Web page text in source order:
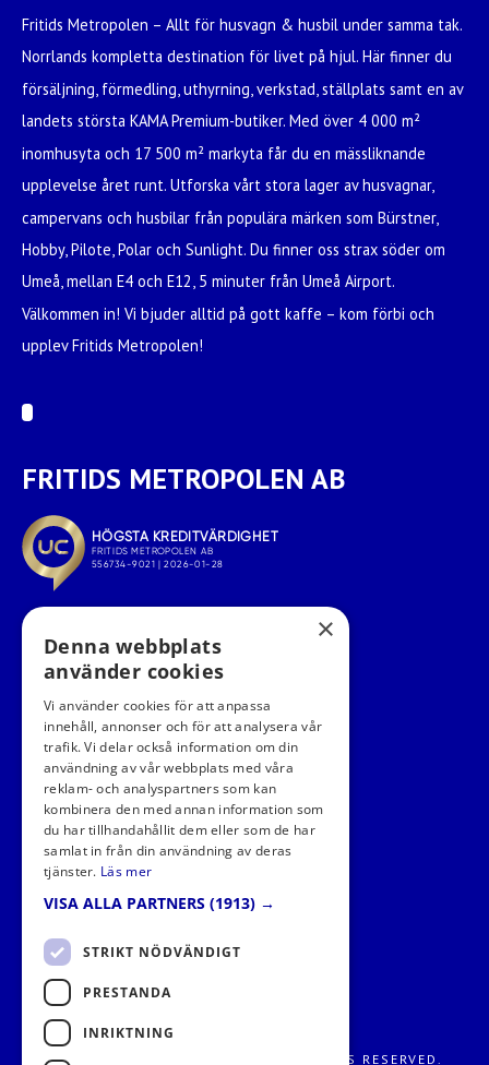
Fritids Metropolen – Allt för husvagn & husbil under samma tak.
Norrlands kompletta destination för livet på hjul. Här finner du
försäljning, förmedling, uthyrning, verkstad, ställplats samt en av
landets största KAMA Premium-butiker. Med över 4 000 m²
inomhusyta och 17 500 m² markyta får du en mässliknande
upplevelse året runt. Utforska vårt stora lager av husvagnar,
campervans och husbilar från populära märken som Bürstner,
Hobby, Pilote, Polar och Sunlight. Du finner oss strax söder om
Umeå, mellan E4 och E12, 5 minuter från Umeå Airport.
Välkommen in! Vi bjuder alltid på gott kaffe – kom förbi och
upplev Fritids Metropolen!
FRITIDS METROPOLEN AB
FÖLJ OSS I SOCIALA MEDIER
FRITIDS METROPOLEN AB 2026. ALL RIGHTS RESERVED.
×
Denna webbplats
använder cookies
Vi använder cookies för att anpassa
innehåll, annonser och för att analysera vår
trafik. Vi delar också information om din
användning av vår webbplats med våra
reklam- och analyspartners som kan
kombinera den med annan information som
du har tillhandahållit dem eller som de har
samlat in från din användning av deras
tjänster. Läs mer
VISA ALLA PARTNERS (1913) →
STRIKT NÖDVÄNDIGT
PRESTANDA
INRIKTNING